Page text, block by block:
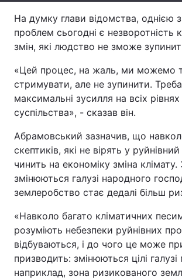
Тема оформлення
На думку глави відомства, однією
проблем сьогодні є незворотність
змін, які людство не зможе
«Цей процес, на жаль, ми можемо
стримувати, але не зупинити.
максимальні зусилля на всіх рівнях
суспільства», - сказав він.
Абрамовський зазначив, що
скептиків, які не вірять у
чинить на економіку зміна
змінюються галузі народного
землеробство стає дедалі більш
«Навколо багато кліматичних
розуміють небезпеки руйнівних
відбуваються, і до чого це може
призводить: змінюються цілі
наприклад, зона ризикованого